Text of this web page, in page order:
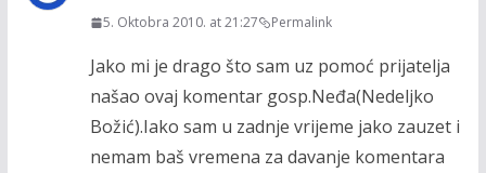
5. Oktobra 2010. at 21:27 Permalink
Jako mi je drago što sam uz pomoć prijatelja
našao ovaj komentar gosp.Neđa(Nedeljko
Božić).Iako sam u zadnje vrijeme jako zauzet i
nemam baš vremena za davanje komentara